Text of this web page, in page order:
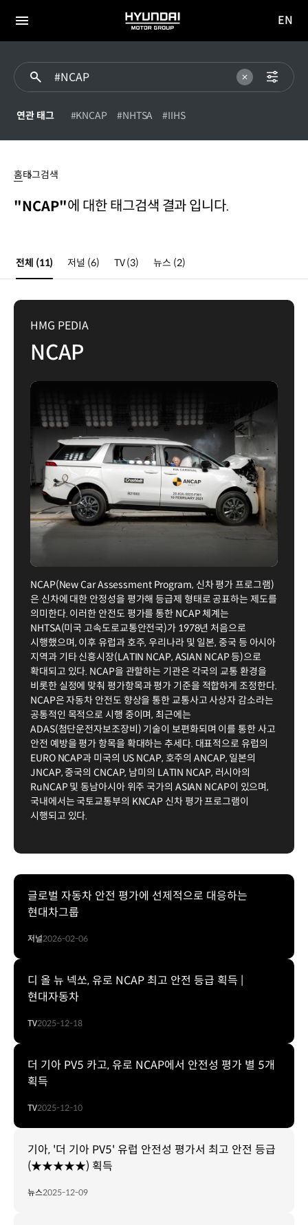
전체
HYUNDAI
MOTOR
이동
EN
연관 태그 #KNCAP #NHTSA #IIHS
홈태그검색
"NCAP"에 대한 태그검색 결과 입니다.
전체 (11) 저널 (6) TV(3) 뉴스 (2)
HMG PEDIA
NCAP
NCAP(New Car Assessment Program, 신차 평가 프로그램)
은 신차에 대한 안정성을 평가해 등급제 형태로 공표하는 제도를
의미한다. 이러한 안전도 평가를 통한 NCAP 체계는
NHTSA(미국 고속도로교통안전국)가 1978년 처음으로
시행했으며, 이후 유럽과 호주, 우리나라 및 일본, 중국 등 아시아
지역과 기타 신흥시장(LATIN NCAP, ASIAN NCAP 등)으로
확대되고 있다. NCAP을 관할하는 기관은 각국의 교통 환경을
비롯한 실정에 맞춰 평가항목과 평가 기준을 적합하게 조정한다.
NCAP은 자동차 안전도 향상을 통한 교통사고 사상자 감소라는
공통적인 목적으로 시행 중이며, 최근에는
ADAS(첨단운전자보조장비) 기술이 보편화되며 이를 통한 사고
안전 예방을 평가 항목을 확대하는 추세다. 대표적으로 유럽의
EURO NCAP과 미국의 US NCAP, 호주의 ANCAP, 일본의
JNCAP, 중국의 CNCAP, 남미의 LATIN NCAP, 러시아의
RuNCAP 및 동남아시아 위주 국가의 ASIAN NCAP이 있으며,
국내에서는 국토교통부의 KNCAP 신차 평가 프로그램이
시행되고 있다.
글로벌 자동차 안전 평가에 선제적으로 대응하는
현대차그룹
저널2026-02-06
디 올 뉴 넥쏘, 유로 NCAP 최고 안전 등급 획득 |
현대자동차
TV2025-12-18
더 기아 PV5 카고, 유로 NCAP에서 안전성 평가 별 5개
획득
TV2025-12-10
기아, '더 기아 PV5' 유럽 안전성 평가서 최고 안전 등급
(★★★★★) 획득
뉴스2025-12-09